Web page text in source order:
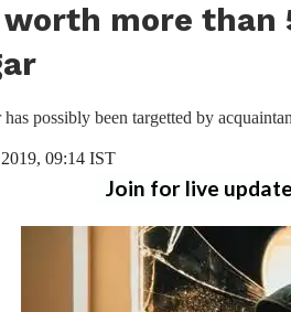
more than
possibly been targetted by
09:14 IST
Join for live